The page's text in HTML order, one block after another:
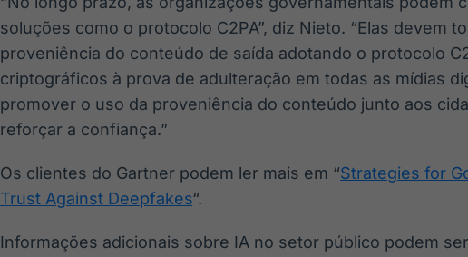
soluções como o protocolo C2PA”, diz Nieto. “Elas devem
proveniência do conteúdo de saída adotando o protocolo
criptográficos à prova de adulteração em todas as mídias
promover o uso da proveniência do conteúdo junto aos
reforçar a confiança.”
Os clientes do Gartner podem ler mais em “Strategies for
Trust Against Deepfakes“.
Informações adicionais sobre IA no setor público podem